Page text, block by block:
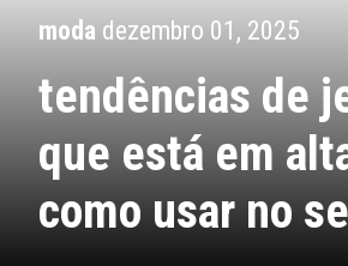
moda dezembro 01, 2025
tendências de
que está em
como usar no